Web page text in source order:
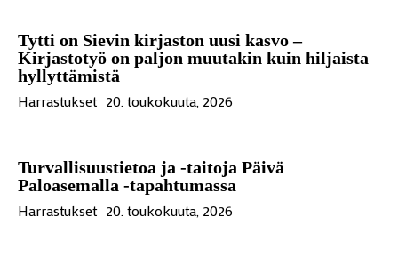
Tytti on Sievin kirjaston uusi kasvo –
Kirjastotyö on paljon muutakin kuin hiljaista
hyllyttämistä
Harrastukset 20. toukokuuta, 2026
Turvallisuustietoa ja -taitoja Päivä
Paloasemalla -tapahtumassa
Harrastukset 20. toukokuuta, 2026